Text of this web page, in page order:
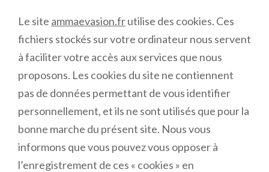
Le site ammaevasion.frutilise des cookies. Ces
fichiers stockés sur votre ordinateur nous servent
à faciliter votre accès aux services que nous
proposons. Les cookies du site ne contiennent
pas de données permettant de vous identifier
personnellement, et ils ne sont utilisés que pour la
bonne marche du présent site. Nous vous
informons que vous pouvez vous opposer à
l’enregistrement de ces « cookies » en